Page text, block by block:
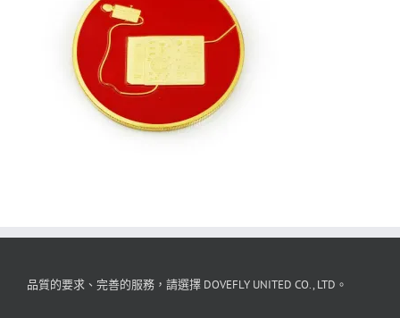
品質的要求、完善的服務，請選擇 DOVEFLY UNITED CO., LTD。